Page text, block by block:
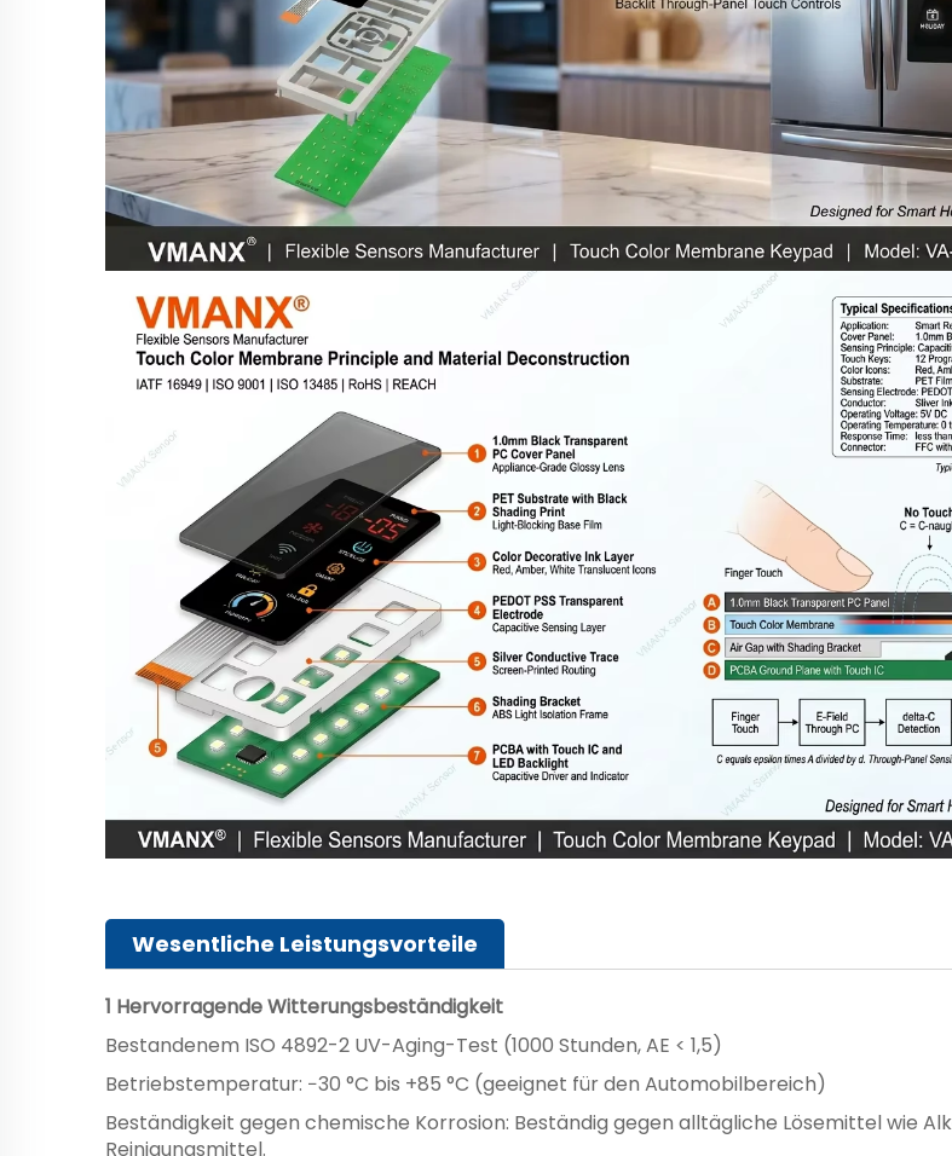
Wesentliche Leistungsvorteile
1 Hervorragende Witterungsbeständigkeit
Bestandenem ISO 4892-2 UV-Aging-Test (1000 Stunden, AE < 1,5)
Betriebstemperatur: −30 °C bis +85 °C (geeignet für den Automobilbereich)
Beständigkeit gegen chemische Korrosion: Beständig gegen alltägliche Lösemittel wie
Reinigungsmittel.